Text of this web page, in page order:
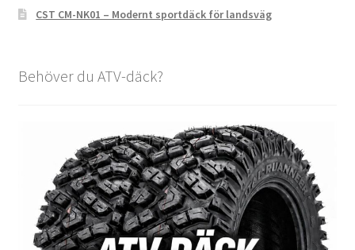
CST CM-NK01 – Modernt sportdäck för landsväg
Behöver du ATV-däck?